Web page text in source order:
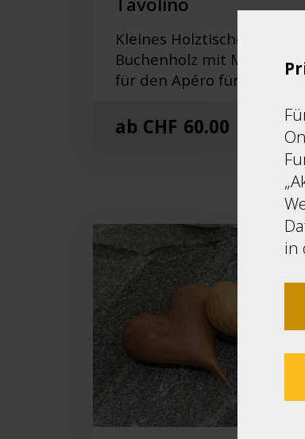
Kleines Holztischchen aus
Buchenholz mit
für den Apéro für
ab CHF 60.00
in